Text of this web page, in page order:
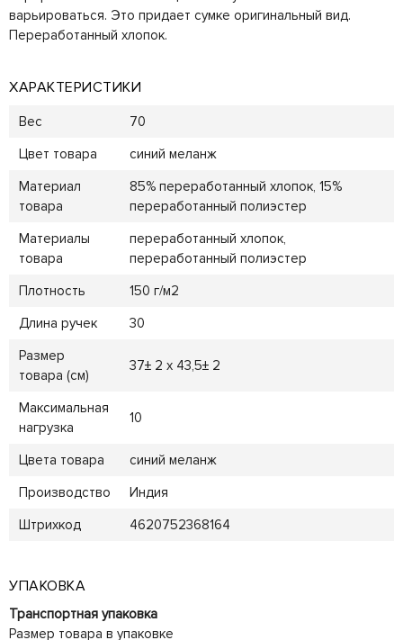
варьироваться. Это придает сумке оригинальный вид.
Переработанный хлопок.
ХАРАКТЕРИСТИКИ
Вес
70
Цвет товара
синий меланж
Материал
товара
85% переработанный хлопок, 15%
переработанный полиэстер
Материалы
товара
переработанный хлопок,
переработанный полиэстер
Плотность
150 г/м2
Длина ручек
30
Размер
товара (см)
37± 2 x 43,5± 2
Максимальная
нагрузка
10
Цвета товара
синий меланж
Производство
Индия
Штрихкод
4620752368164
УПАКОВКА
Транспортная упаковка
Размер товара в упаковке